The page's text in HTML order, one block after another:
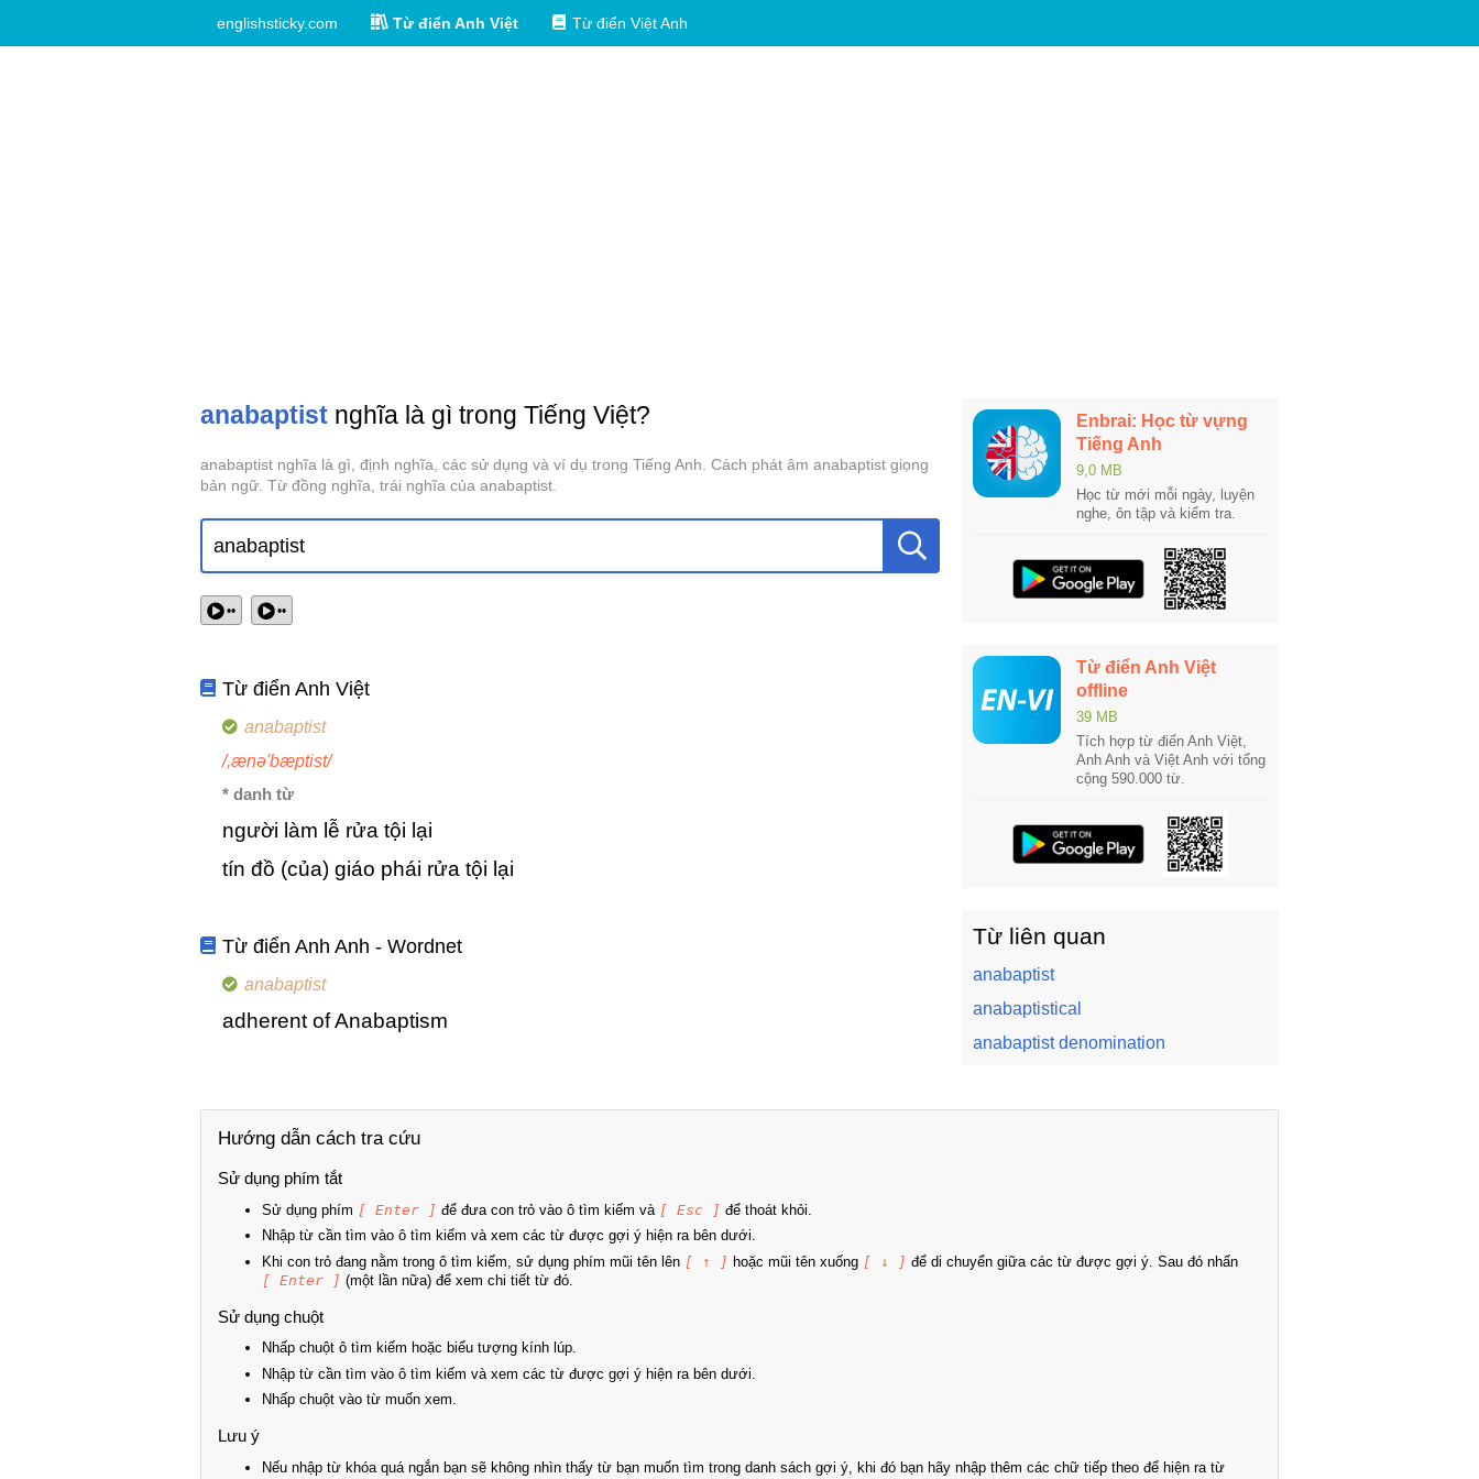
englishsticky.com Từ điển Anh Việt Từ điển Việt Anh
anabaptist nghĩa là gì trong Tiếng Việt?
anabaptist nghĩa là gì, định nghĩa, các sử dụng và ví dụ trong Tiếng Anh. Cách phát âm anabaptist giọng
bản ngữ. Từ đồng nghĩa, trái nghĩa của anabaptist.
•• ••
Từ điển Anh Việt
anabaptist
/,ænə'bæptist/
* danh từ
người làm lễ rửa tội lại
tín đồ (của) giáo phái rửa tội lại
Từ điển Anh Anh - Wordnet
anabaptist
adherent of Anabaptism
Enbrai: Học từ vựng
Tiếng Anh
9,0 MB
Học từ mới mỗi ngày, luyện
nghe, ôn tập và kiểm tra.
Từ điển Anh Việt
offline
39 MB
Tích hợp từ điển Anh Việt,
Anh Anh và Việt Anh với tổng
cộng 590.000 từ.
Từ liên quan
anabaptist
anabaptistical
anabaptist denomination
Hướng dẫn cách tra cứu
Sử dụng phím tắt
Sử dụng phím [ Enter ] để đưa con trỏ vào ô tìm kiếm và [ Esc ] để thoát khỏi.
Nhập từ cần tìm vào ô tìm kiếm và xem các từ được gợi ý hiện ra bên dưới.
Khi con trỏ đang nằm trong ô tìm kiếm, sử dụng phím mũi tên lên [ ↑ ] hoặc mũi tên xuống [ ↓ ] để di chuyển giữa các từ được gợi ý. Sau đó nhấn
[ Enter ] (một lần nữa) để xem chi tiết từ đó.
Sử dụng chuột
Nhấp chuột ô tìm kiếm hoặc biểu tượng kính lúp.
Nhập từ cần tìm vào ô tìm kiếm và xem các từ được gợi ý hiện ra bên dưới.
Nhấp chuột vào từ muốn xem.
Lưu ý
Nếu nhập từ khóa quá ngắn bạn sẽ không nhìn thấy từ bạn muốn tìm trong danh sách gợi ý, khi đó bạn hãy nhập thêm các chữ tiếp theo để hiện ra từ